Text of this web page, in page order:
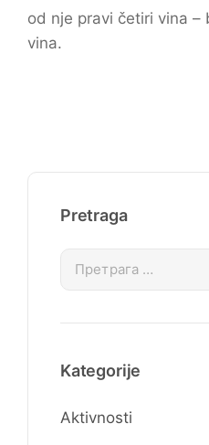
od nje pravi četiri vina –
vina.
Pretraga
Kategorije
Aktivnosti